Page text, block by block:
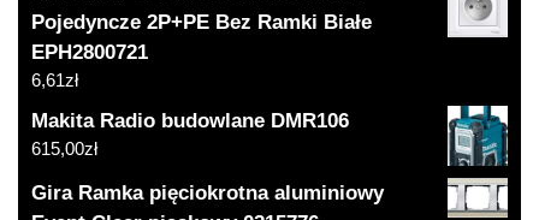
Pojedyncze 2P+PE Bez Ramki Białe
EPH2800721
6,61zł
Makita Radio budowlane DMR106
615,00zł
Gira Ramka pięciokrotna aluminiowy